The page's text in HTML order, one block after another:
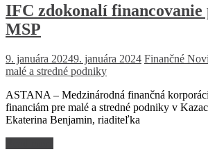
IFC zdokonalí financovanie
MSP
9. januára 20249. januára 2024 Finančné
malé a stredné podniky
ASTANA – Medzinárodná finančná
financiám pre malé a stredné podniky v
Ekaterina Benjamin, riaditeľka